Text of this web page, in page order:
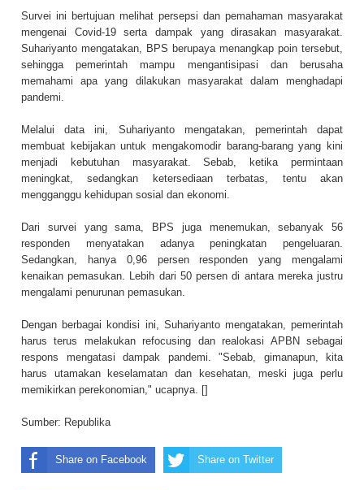
Survei ini bertujuan melihat persepsi dan pemahaman masyarakat
mengenai Covid-19 serta dampak yang dirasakan masyarakat.
Suhariyanto mengatakan, BPS berupaya menangkap poin tersebut,
sehingga pemerintah mampu mengantisipasi dan berusaha
memahami apa yang dilakukan masyarakat dalam menghadapi
pandemi.
Melalui data ini, Suhariyanto mengatakan, pemerintah dapat
membuat kebijakan untuk mengakomodir barang-barang yang kini
menjadi kebutuhan masyarakat. Sebab, ketika permintaan
meningkat, sedangkan ketersediaan terbatas, tentu akan
mengganggu kehidupan sosial dan ekonomi.
Dari survei yang sama, BPS juga menemukan, sebanyak 56
responden menyatakan adanya peningkatan pengeluaran.
Sedangkan, hanya 0,96 persen responden yang mengalami
kenaikan pemasukan. Lebih dari 50 persen di antara mereka justru
mengalami penurunan pemasukan.
Dengan berbagai kondisi ini, Suhariyanto mengatakan, pemerintah
harus terus melakukan refocusing dan realokasi APBN sebagai
respons mengatasi dampak pandemi. "Sebab, gimanapun, kita
harus utamakan keselamatan dan kesehatan, meski juga perlu
memikirkan perekonomian," ucapnya. []
Sumber: Republika
Share on Facebook Share on Twitter